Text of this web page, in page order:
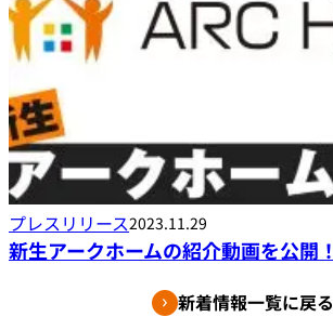
プレスリリース2023.11.29
新生アークホームの紹介動画を公開！
新着情報一覧に戻る